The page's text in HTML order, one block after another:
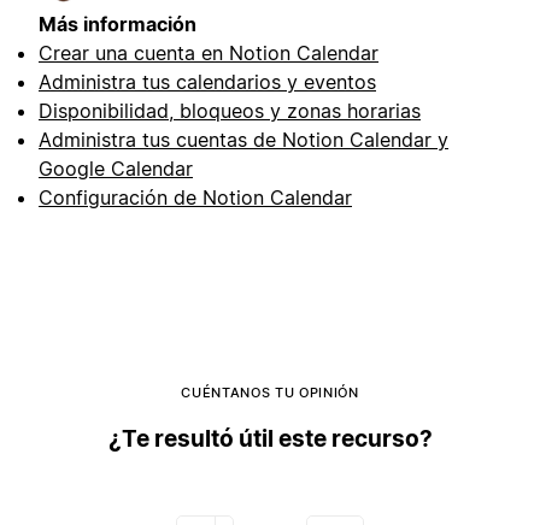
Más información
Crear una cuenta en Notion Calendar
Administra tus calendarios y eventos
Disponibilidad, bloqueos y zonas horarias
Administra tus cuentas de Notion Calendar y
Google Calendar
Configuración de Notion Calendar
CUÉNTANOS TU OPINIÓN
¿Te resultó útil este recurso?